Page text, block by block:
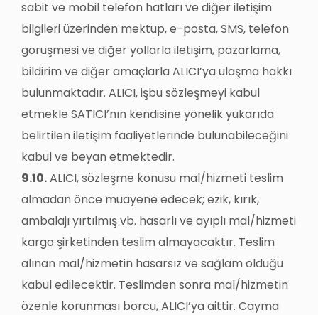
sabit ve mobil telefon hatları ve diğer iletişim
bilgileri üzerinden mektup, e-posta, SMS, telefon
görüşmesi ve diğer yollarla iletişim, pazarlama,
bildirim ve diğer amaçlarla ALICI’ya ulaşma hakkı
bulunmaktadır. ALICI, işbu sözleşmeyi kabul
etmekle SATICI’nın kendisine yönelik yukarıda
belirtilen iletişim faaliyetlerinde bulunabileceğini
kabul ve beyan etmektedir.
9.10.ALICI, sözleşme konusu mal/hizmeti teslim
almadan önce muayene edecek; ezik, kırık,
ambalajı yırtılmış vb. hasarlı ve ayıplı mal/hizmeti
kargo şirketinden teslim almayacaktır. Teslim
alınan mal/hizmetin hasarsız ve sağlam olduğu
kabul edilecektir. Teslimden sonra mal/hizmetin
özenle korunması borcu, ALICI’ya aittir. Cayma